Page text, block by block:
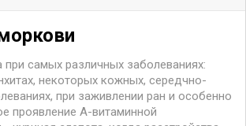
самых различных заболеваниях:
некоторых кожных, середчно-
при заживлении ран и особенно
проявление А-витаминной